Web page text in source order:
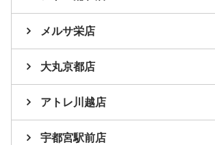
メルサ栄店
大丸京都店
アトレ川越店
宇都宮駅前店